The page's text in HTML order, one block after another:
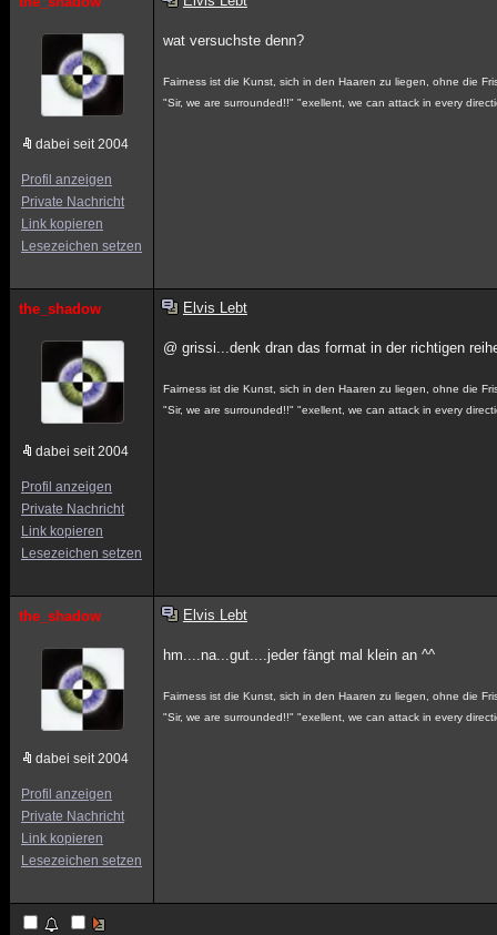
dabei seit 2004
Profil anzeigen
Private Nachricht
Link kopieren
Lesezeichen setzen
wat versuchste denn?
Fairness ist die Kunst, sich in den Haaren zu liegen, ohne die
"Sir, we are surrounded!!" "exellent, we can attack in every
the_shadow
dabei seit 2004
Profil anzeigen
Private Nachricht
Link kopieren
Lesezeichen setzen
Elvis Lebt
@ grissi...denk dran das format in der richtigen
Fairness ist die Kunst, sich in den Haaren zu liegen, ohne die
"Sir, we are surrounded!!" "exellent, we can attack in every
the_shadow
dabei seit 2004
Profil anzeigen
Private Nachricht
Link kopieren
Lesezeichen setzen
Elvis Lebt
hm....na...gut....jeder fängt mal klein an ^^
Fairness ist die Kunst, sich in den Haaren zu liegen, ohne die
"Sir, we are surrounded!!" "exellent, we can attack in every